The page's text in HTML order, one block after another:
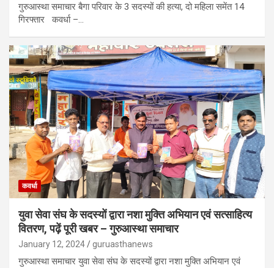
गुरुआस्था समाचार बैगा परिवार के 3 सदस्यों की हत्या, दो महिला समेंत 14
गिरफ्तार कवर्धा –…
कवर्धा
युवा सेवा संघ के सदस्यों द्वारा नशा मुक्ति अभियान एवं सत्साहित्य
वितरण, पढ़ें पूरी खबर – गुरुआस्था समाचार
January 12, 2024 guruasthanews
गुरुआस्था समाचार युवा सेवा संघ के सदस्यों द्वारा नशा मुक्ति अभियान एवं